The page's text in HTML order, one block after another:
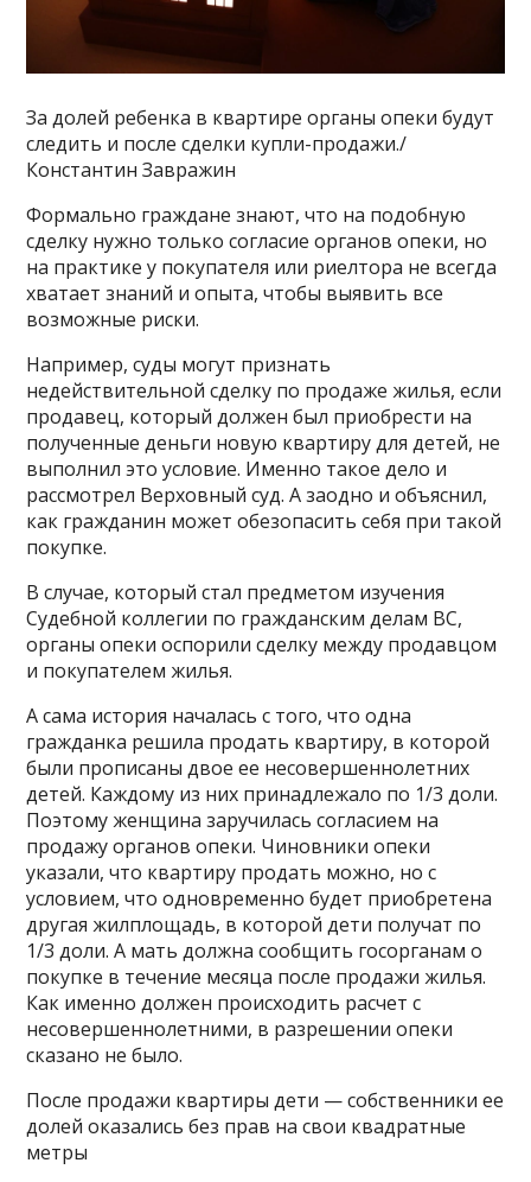
За долей ребенка в квартире органы опеки будут
следить и после сделки купли-продажи./
Константин Завражин
Формально граждане знают, что на подобную
сделку нужно только согласие органов опеки, но
на практике у покупателя или риелтора не всегда
хватает знаний и опыта, чтобы выявить все
возможные риски.
Например, суды могут признать
недействительной сделку по продаже жилья, если
продавец, который должен был приобрести на
полученные деньги новую квартиру для детей, не
выполнил это условие. Именно такое дело и
рассмотрел Верховный суд. А заодно и объяснил,
как гражданин может обезопасить себя при такой
покупке.
В случае, который стал предметом изучения
Судебной коллегии по гражданским делам ВС,
органы опеки оспорили сделку между продавцом
и покупателем жилья.
А сама история началась с того, что одна
гражданка решила продать квартиру, в которой
были прописаны двое ее несовершеннолетних
детей. Каждому из них принадлежало по 1/3 доли.
Поэтому женщина заручилась согласием на
продажу органов опеки. Чиновники опеки
указали, что квартиру продать можно, но с
условием, что одновременно будет приобретена
другая жилплощадь, в которой дети получат по
1/3 доли. А мать должна сообщить госорганам о
покупке в течение месяца после продажи жилья.
Как именно должен происходить расчет с
несовершеннолетними, в разрешении опеки
сказано не было.
После продажи квартиры дети — собственники ее
долей оказались без прав на свои квадратные
метры